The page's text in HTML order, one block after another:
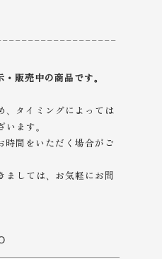
販売中の商品です。
、タイミングによっては
います。
時間をいただく場合がご
ましては、お気軽にお問